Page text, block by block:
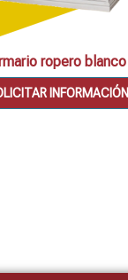
ropero blanco
INFORMACIÓN